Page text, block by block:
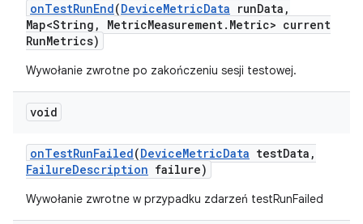
onTestRunEnd(DeviceMetricData runData ,
Map<String , MetricMeasurement. Metric> current
RunMetrics)
Wywołanie zwrotne po zakończeniu sesji testowej.
void
onTestRunFailed(DeviceMetricData testData ,
FailureDescription failure)
Wywołanie zwrotne w przypadku zdarzeń testRunFailed